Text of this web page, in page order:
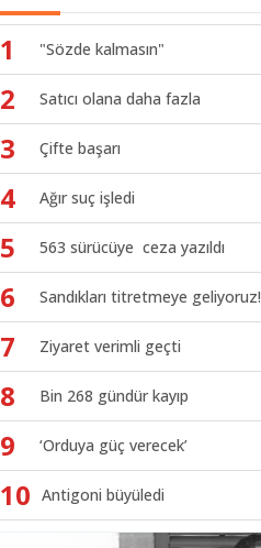
1 "Sözde kalmasın"
2 Satıcı olana daha fazla
3 Çifte başarı
4 Ağır suç işledi
5 563 sürücüye ceza yazıldı
6 Sandıkları titretmeye geliyoruz!
7 Ziyaret verimli geçti
8 Bin 268 gündür kayıp
9 ‘Orduya güç verecek’
10 Antigoni büyüledi